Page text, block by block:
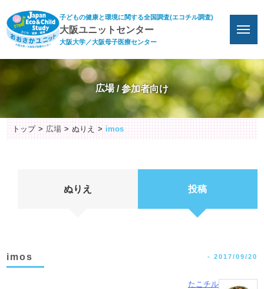
子どもの健康と環境に関する全国調査(エコチル調査)
大阪ユニットセンター
大阪大学／大阪母子医療センター
広場
トップ 広場 ぬりえ imos
ぬりえ 投稿
imos - 2017/09/20
たこチル